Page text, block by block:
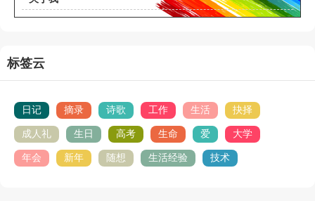
标签云
日记 摘录 诗歌 工作 生活 抉择
成人礼 生日 高考 生命 爱 大学
年会 新年 随想 生活经验 技术